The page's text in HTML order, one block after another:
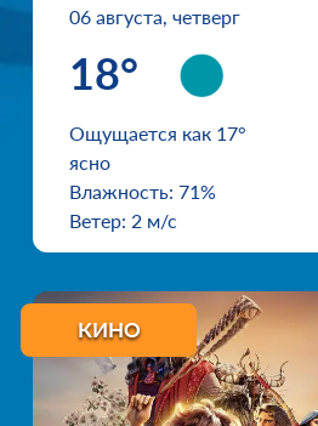
06 августа, четверг
18°
Ощущается как 17°
ясно
Влажность: 71%
Ветер: 2 м/с
КИНО